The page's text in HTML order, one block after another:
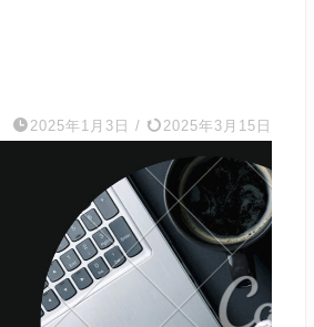
2025年1月3日 / 2025年3月15日